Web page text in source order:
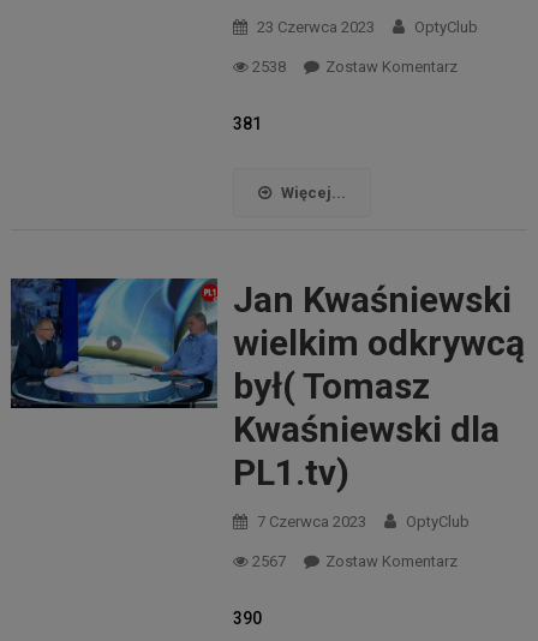
23 Czerwca 2023 OptyClub
2538 Zostaw Komentarz
381
Więcej...
Jan Kwaśniewski
wielkim odkrywcą
był( Tomasz
Kwaśniewski dla
PL1.tv)
7 Czerwca 2023 OptyClub
2567 Zostaw Komentarz
390